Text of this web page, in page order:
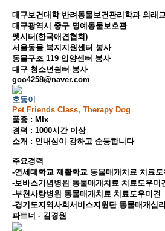
대구보건대학 반려동물보건관리학과 외래
대구광역시 중구 명예동물보호관
펫시터(한국애견협회)
서울동물 복지지원센터 봉사
동물구조 119 입양센터 봉사
대구 청소년쉼터 봉사
goo4258@naver.com
호동이
Pet Friends Class, Therapy Dog
품종 : MIx
경력 : 1000시간 이상
소개 : 인내심이 강하고 순둥합니다
주요경력
-연세대학교 재활학교 동물매개치료 치료도
-보바스기념병원 동물매개치료 치료도우미
-부천사랑병원 동물매개치료 치료도우미견
-경기도지역사회서비스지원단 동물매개심
파트너 - 김경원